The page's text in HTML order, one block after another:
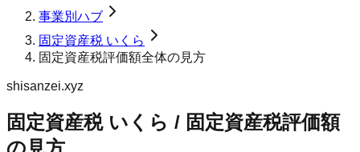
事業別ハブ
固定資産税 いくら
固定資産税評価額全体の見方
shisanzei.xyz
固定資産税 いくら / 固定資産税評価額
の見方